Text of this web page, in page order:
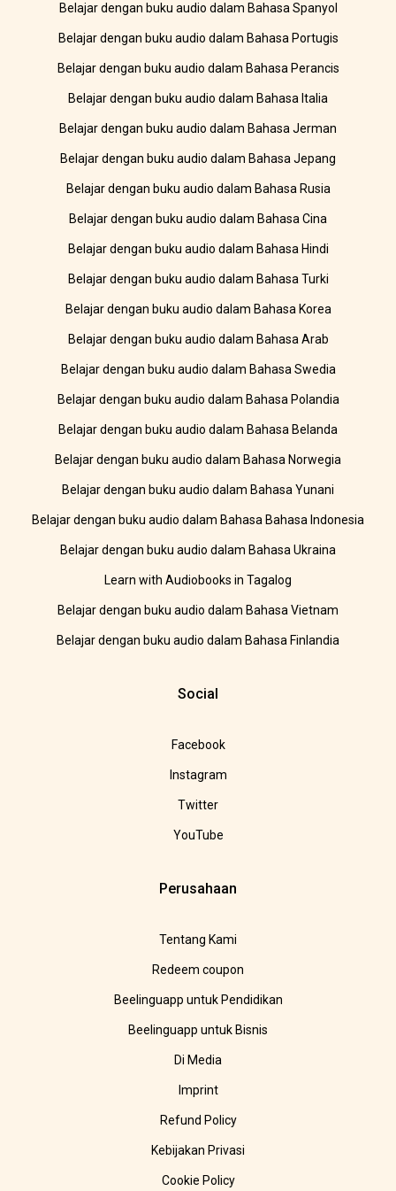
Belajar dengan buku audio dalam Bahasa Spanyol
Belajar dengan buku audio dalam Bahasa Portugis
Belajar dengan buku audio dalam Bahasa Perancis
Belajar dengan buku audio dalam Bahasa Italia
Belajar dengan buku audio dalam Bahasa Jerman
Belajar dengan buku audio dalam Bahasa Jepang
Belajar dengan buku audio dalam Bahasa Rusia
Belajar dengan buku audio dalam Bahasa Cina
Belajar dengan buku audio dalam Bahasa Hindi
Belajar dengan buku audio dalam Bahasa Turki
Belajar dengan buku audio dalam Bahasa Korea
Belajar dengan buku audio dalam Bahasa Arab
Belajar dengan buku audio dalam Bahasa Swedia
Belajar dengan buku audio dalam Bahasa Polandia
Belajar dengan buku audio dalam Bahasa Belanda
Belajar dengan buku audio dalam Bahasa Norwegia
Belajar dengan buku audio dalam Bahasa Yunani
Belajar dengan buku audio dalam Bahasa Bahasa Indonesia
Belajar dengan buku audio dalam Bahasa Ukraina
Learn with Audiobooks in Tagalog
Belajar dengan buku audio dalam Bahasa Vietnam
Belajar dengan buku audio dalam Bahasa Finlandia
Social
Facebook
Instagram
Twitter
YouTube
Perusahaan
Tentang Kami
Redeem coupon
Beelinguapp untuk Pendidikan
Beelinguapp untuk Bisnis
Di Media
Imprint
Refund Policy
Kebijakan Privasi
Cookie Policy